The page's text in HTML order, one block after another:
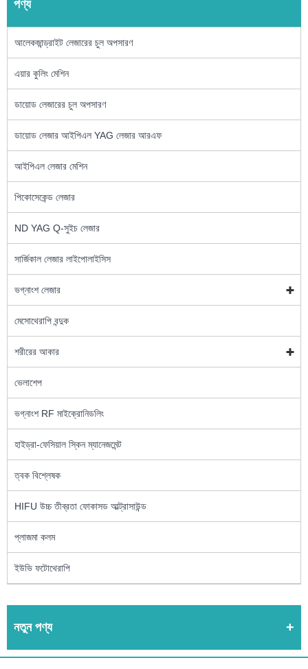
পণ্য
আলেকজান্ড্রাইট লেজারের চুল অপসারণ
এয়ার কুলিং মেশিন
ডায়োড লেজারের চুল অপসারণ
ডায়োড লেজার আইপিএল YAG লেজার আরএফ
আইপিএল লেজার মেশিন
পিকোসেকেন্ড লেজার
ND YAG Q-সুইচ লেজার
সার্জিকাল লেজার লাইপোলাইসিস
ভগ্নাংশ লেজার
মেসোথেরাপি বন্দুক
শরীরের আকার
ভেলাশেপ
ভগ্নাংশ RF মাইক্রোনিডলিং
হাইড্রা-ফেসিয়াল স্কিন ম্যানেজমেন্ট
ত্বক বিশ্লেষক
HIFU উচ্চ তীব্রতা ফোকাসড আল্ট্রাসাউন্ড
প্লাজমা কলম
ইউভি ফটোথেরাপি
নতুন পণ্য